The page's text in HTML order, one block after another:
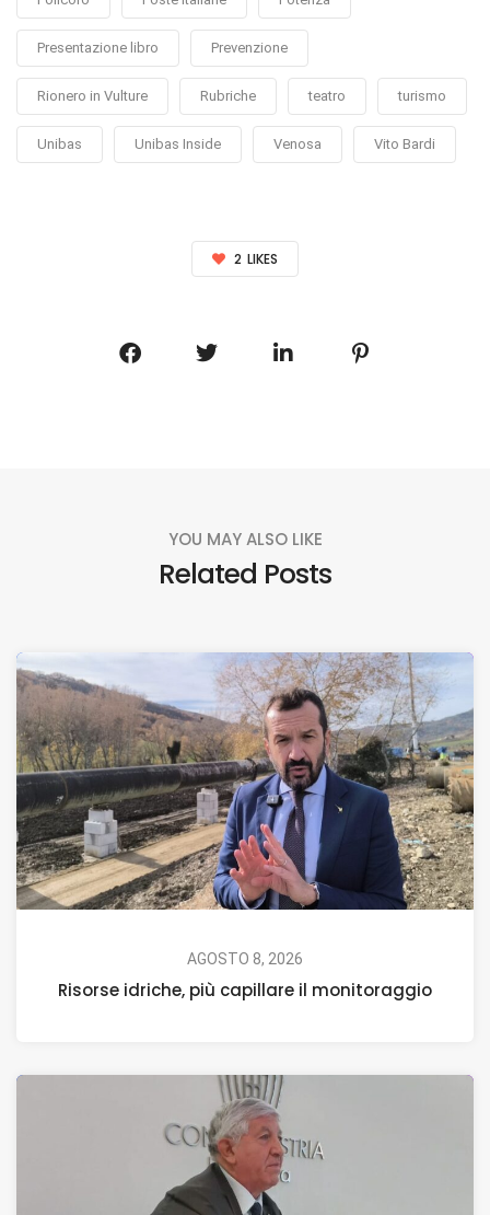
Presentazione libro Prevenzione
Rionero in Vulture Rubriche teatro turismo
Unibas Unibas Inside Venosa Vito Bardi
2 LIKES
YOU MAY ALSO LIKE
Related Posts
AGOSTO 8, 2026
Risorse idriche, più capillare il monitoraggio